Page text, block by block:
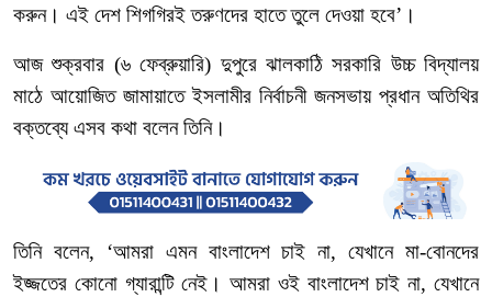
করুন। এই দেশ শিগগিরই তরুণদের হাতে তুলে দেওয়া হবে’।
আজ শুক্রবার (৬ ফেব্রুয়ারি) দুপুরে ঝালকাঠি সরকারি উচ্চ বিদ্যালয়
মাঠে আয়োজিত জামায়াতে ইসলামীর নির্বাচনী জনসভায় প্রধান অতিথির
বক্তব্যে এসব কথা বলেন তিনি।
তিনি বলেন, ‘আমরা এমন বাংলাদেশ চাই না,যেখানে মা-বোনদের
ইজ্জতের কোনো গ্যারান্টি নেই। আমরা ওই বাংলাদেশ চাই না,যেখানে